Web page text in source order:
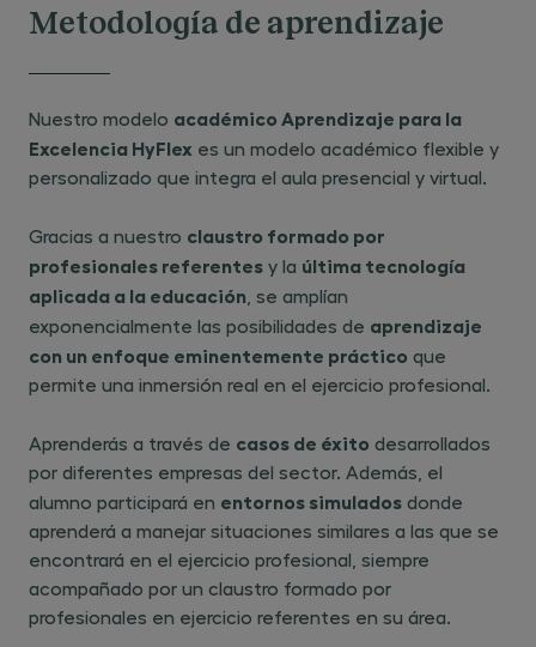
Metodología de aprendizaje
Nuestro modelo académico Aprendizaje para la
Excelencia HyFlex es un modelo académico flexible y
personalizado que integra el aula presencial y virtual.
Gracias a nuestro claustro formado por
profesionales referentes y la última tecnología
aplicada a la educación , se amplían
exponencialmente las posibilidades de aprendizaje
con un enfoque eminentemente práctico que
permite una inmersión real en el ejercicio profesional.
Aprenderás a través de casos de éxito desarrollados
por diferentes empresas del sector. Además, el
alumno participará en entornos simulados donde
aprenderá a manejar situaciones similares a las que se
encontrará en el ejercicio profesional, siempre
acompañado por un claustro formado por
profesionales en ejercicio referentes en su área.